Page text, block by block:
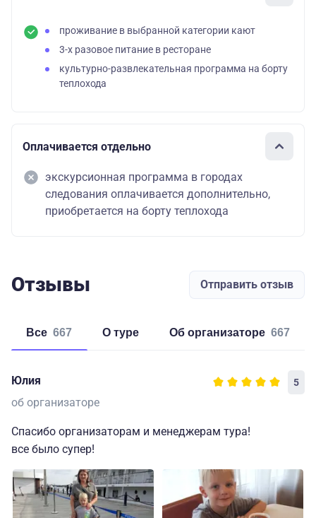
проживание в выбранной категории кают
3-х разовое питание в ресторане
культурно-развлекательная программа на борту
теплохода
Оплачивается отдельно
экскурсионная программа в городах
следования оплачивается дополнительно,
приобретается на борту теплохода
Отзывы Отправить отзыв
Все 667 о туре об организаторе 667
Юлия 5
об организаторе
Спасибо организаторам и менеджерам тура!
все было супер!